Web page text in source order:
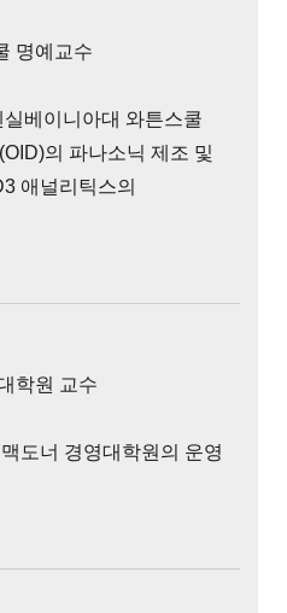
명예교수
베이니아대 와튼스쿨
의 파나소닉 제조 및
애널리틱스의
학원 교수
도너 경영대학원의 운영